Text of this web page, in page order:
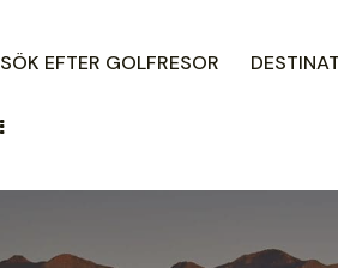
SÖK EFTER GOLFRESOR